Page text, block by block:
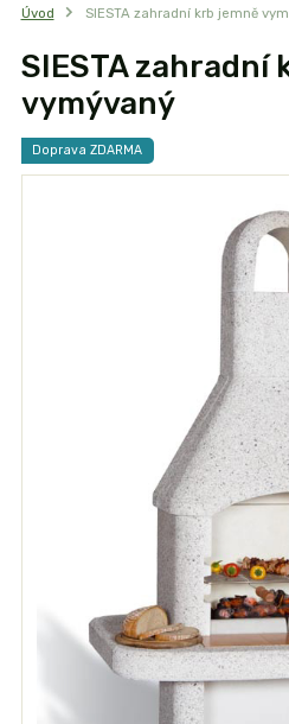
Úvod SIESTA zahradní krb jemně
SIESTA zahradní
vymývaný
Doprava ZDARMA